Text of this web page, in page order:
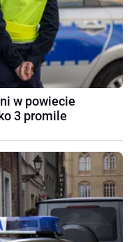
w powiecie
3 promile